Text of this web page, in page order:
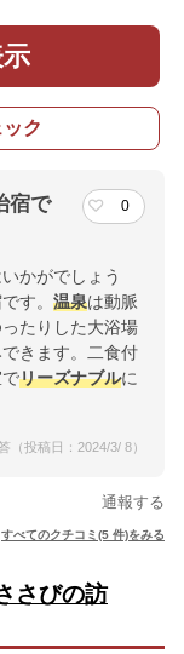
ク
宿で
0
かがでしょう
す。 温泉は動脈
たりした大浴場
きます。二食付
リーズナブルに
（投稿日：2024/3/ 8）
通報する
すべてのクチコミ(5 件)をみる
さびの訪